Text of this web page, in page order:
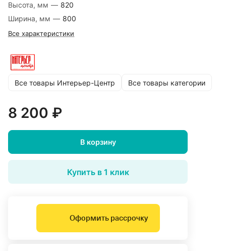
Высота, мм — 820
Ширина, мм — 800
Все характеристики
Все товары Интерьер-Центр Все товары категории
8 200 ₽
В корзину
Купить в 1 клик
Оформить рассрочку